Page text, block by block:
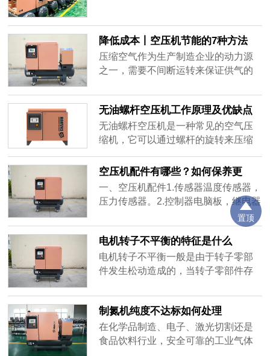
动，......
本文将详细介绍苏州晨恩斯可络小型
空压机的优势、应用及其价格，并帮
助用户选择适合的机型。苏州晨恩斯
可络小型空压机的主要特点1.体积小
限空间......
降低成本丨空压机节能的7种方法
压缩空气作为生产制造企业的动力源
之一，需要不间断运转来保证供气的
生产制造活动正常进行的重要保障。
既然是运转设备，就需要供电，耗电
量是企业成本最主要的组成部分之
一。在连续供气过程中，整个供气管
则是成本增加的又一个重要原因。降
低空压机......
无油螺杆空压机工作原理及优缺点
无油螺杆空压机是一种常见的空气压
缩机，它可以通过螺杆的旋转来压缩
和冷却螺杆。01工作原理无油螺杆空
压机是一种作回转运动的容积式气体
压缩机。气体的压缩依靠容积的变化
来实现，而容积的变化又是借助空压
机的一对转子在机壳内作回转运动来
达到。在压缩机的机体中，平行地配
置着一......
空压机配件有哪些？如何保养更
换？
一、空压机配件1.传感器温度传感器，
压力传感器。2.控制器电脑板，继电器
板，lc控制器，控制面盒，操作面盒。
3.阀电磁阀，旋转阀，气动阀，泄放
阀，温控阀，热控制阀，温控阀阀
芯，比例阀，容调阀，压力维持阀，
进气阀，安全阀，调节阀，膨胀阀，
阀，压力调节器。4.过滤器及油空
滤，......
电机转子不平衡的特征是什么
电机转子不平衡一般是由于转子零部
件发生松动造成的，当转子零部件存
的变化，其振动特征表现出时有时无
的特征，同转子不同时间测量出的振
幅（或相位）忽大忽小，振动无特定
的变化规律。转子不平衡的特征主要
制氮机纯度不达标如何处理
在化学品制造、电子、激光切割还是
食品饮料行业，安全可靠的工业气体
置顶